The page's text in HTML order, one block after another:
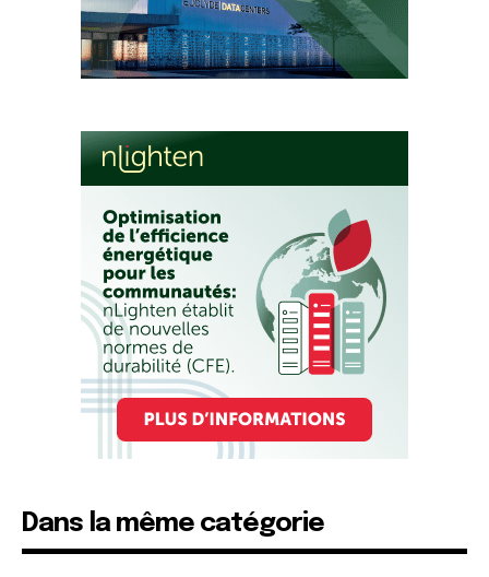
Dans la même catégorie